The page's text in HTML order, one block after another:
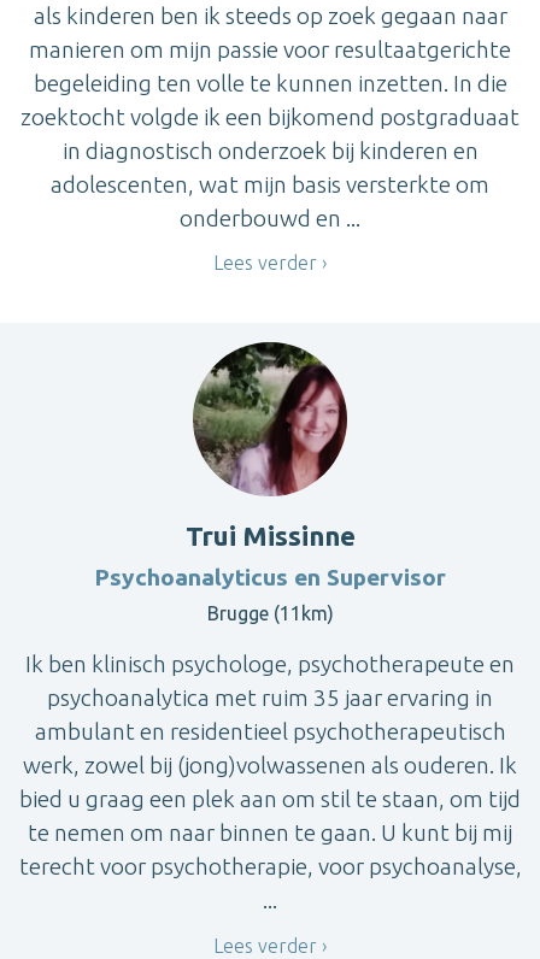
als kinderen ben ik steeds op zoek gegaan naar
manieren om mijn passie voor resultaatgerichte
begeleiding ten volle te kunnen inzetten. In die
zoektocht volgde ik een bijkomend postgraduaat
in diagnostisch onderzoek bij kinderen en
adolescenten, wat mijn basis versterkte om
onderbouwd en ...
Lees verder
Trui Missinne
Psychoanalyticus en Supervisor
Brugge (11km)
Ik ben klinisch psychologe, psychotherapeute en
psychoanalytica met ruim 35 jaar ervaring in
ambulant en residentieel psychotherapeutisch
werk, zowel bij (jong)volwassenen als ouderen. Ik
bied u graag een plek aan om stil te staan, om tijd
te nemen om naar binnen te gaan. U kunt bij mij
terecht voor psychotherapie, voor psychoanalyse,
...
Lees verder